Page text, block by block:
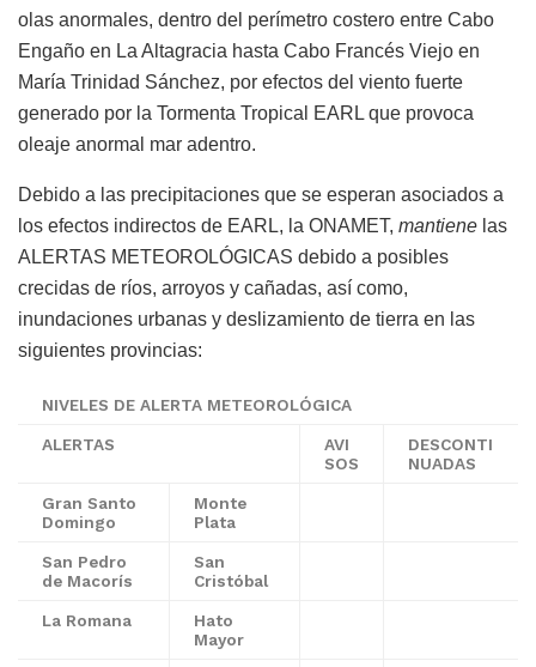
olas anormales, dentro del perímetro costero entre Cabo
Engaño en La Altagracia hasta Cabo Francés Viejo en
María Trinidad Sánchez, por efectos del viento fuerte
generado por la Tormenta Tropical EARL que provoca
oleaje anormal mar adentro.
Debido a las precipitaciones que se esperan asociados a
los efectos indirectos de EARL, la ONAMET, mantiene las
ALERTAS METEOROLÓGICAS debido a posibles
crecidas de ríos, arroyos y cañadas, así como,
inundaciones urbanas y deslizamiento de tierra en las
siguientes provincias:
NIVELES DE ALERTA METEOROLÓGICA
ALERTAS
AVI
SOS
DESCONTI
NUADAS
Gran Santo
Domingo
Monte
Plata
San Pedro
de Macorís
San
Cristóbal
La Romana
Hato
Mayor